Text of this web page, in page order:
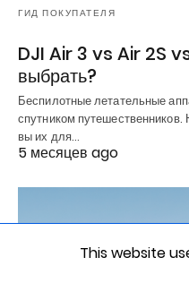
ГИД ПОКУПАТЕЛЯ
DJI Air 3 vs Air 2S
выбрать?
Беспилотные летательные
спутником путешественников.
вы их для…
5 месяцев ago
This website